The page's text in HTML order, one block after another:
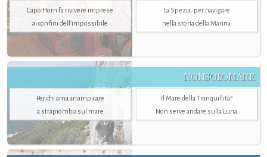
Capo Horn fa rivivere imprese
ai confini dell’impossibile
La Spezia. per navigare
nella storia della Marina
NONSOLOMARE
Per chi ama arrampicare
a strapiombo sul mare
Il Mare della Tranquillità?
Non serve andare sulla Luna